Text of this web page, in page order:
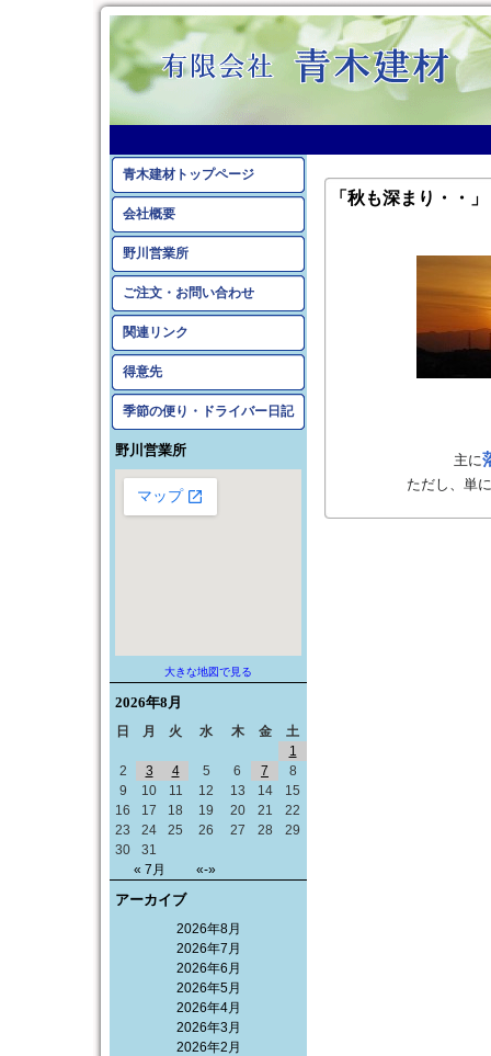
青木建材トップページ
会社概要
野川営業所
ご注文・お問い合わせ
関連リンク
得意先
季節の便り・ドライバー日記
野川営業所
大きな地図で見る
2026年8月
日 月 火 水 木 金 土
« 7月 «-»
1
2
3 4 5 6 7
8
9
10 11 12 13 14
15
16
17 18 19 20 21
22
23
24 25 26 27 28
29
30
31
アーカイブ
2026年8月
2026年7月
2026年6月
2026年5月
2026年4月
2026年3月
2026年2月
「秋も深まり・・」
主に
ただし、単